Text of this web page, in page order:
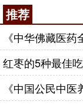
推荐
《中华佛藏医
红枣的5种最佳
《中国公民中